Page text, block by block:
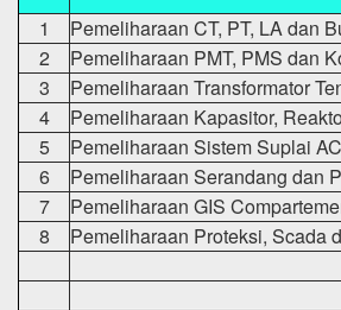
1
Pemeliharaan CT, PT, LA dan
2
Pemeliharaan PMT, PMS dan
3
Pemeliharaan Transformator
4
Pemeliharaan Kapasitor,
5
Pemeliharaan Sistem Suplai
6
Pemeliharaan Serandang dan
7
Pemeliharaan GIS
8
Pemeliharaan Proteksi, Scada